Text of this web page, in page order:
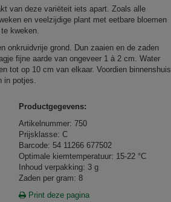
van deze variëteit iets apart. Zoals alle
en veelzijdige plant met eetbare bloemen
kweken.
onkruidvrije grond. Dun zaaien en de zaden
fijne aarde van ongeveer 1 à 2 cm. Water
tot op 10 cm van elkaar. Voordien binnenshuis
in potjes.
Productgegevens:
Artikelnummer: 750
Prijsklasse: C
Barcode: 54 11266 677502
Optimale kiemtemperatuur: 15-22 °C
Inhoud verpakking: 3 g
Zaden per gram: 8
Print deze pagina